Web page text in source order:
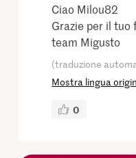
Ciao Milou82
Grazie per il tuo
team Migusto
(traduzione
Mostra lingua
0